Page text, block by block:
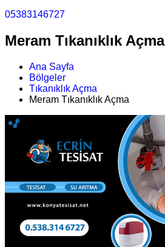
05383146727
Meram Tıkanıklık Açma
Ana Sayfa
Bölgeler
Tıkanıklık Açma
Meram Tıkanıklık Açma